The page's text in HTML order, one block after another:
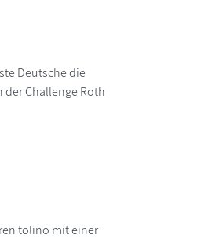
Deutsche die
Challenge Roth
tolino mit einer